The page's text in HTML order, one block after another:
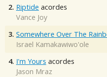
2. Riptide acordes
Vance Joy
3. Somewhere Over The
Israel Kamakawiwo'ole
4. I'm Yours acordes
Jason Mraz